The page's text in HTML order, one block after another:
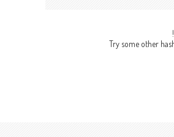
Try some other